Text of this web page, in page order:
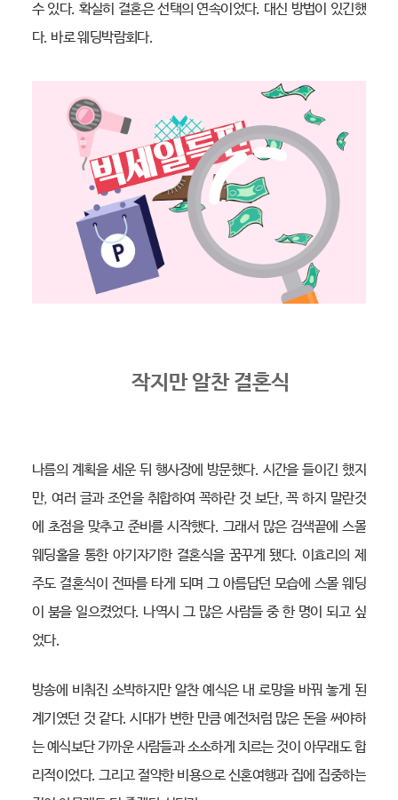
수 있다. 확실히 결혼은 선택의 연속이었다. 대신 방법이 있긴했
다. 바로 웨딩박람회다.
작지만 알찬 결혼식
나름의 계획을 세운 뒤 행사장에 방문했다. 시간을 들이긴 했지
만, 여러 글과 조언을 취합하여 꼭하란 것 보단, 꼭 하지 말란것
에 초점을 맞추고 준비를 시작했다. 그래서 많은 검색끝에 스몰
웨딩홀을 통한 아기자기한 결혼식을 꿈꾸게 됐다. 이효리의 제
주도 결혼식이 전파를 타게 되며 그 아름답던 모습에 스몰 웨딩
이 붐을 일으켰었다. 나역시 그 많은 사람들 중 한 명이 되고 싶
었다.
방송에 비춰진 소박하지만 알찬 예식은 내 로망을 바꿔 놓게 된
계기였던 것 같다. 시대가 변한 만큼 예전처럼 많은 돈을 써야하
는 예식보단 가까운 사람들과 소소하게 치르는 것이 아무래도 합
리적이었다. 그리고 절약한 비용으로 신혼여행과 집에 집중하는